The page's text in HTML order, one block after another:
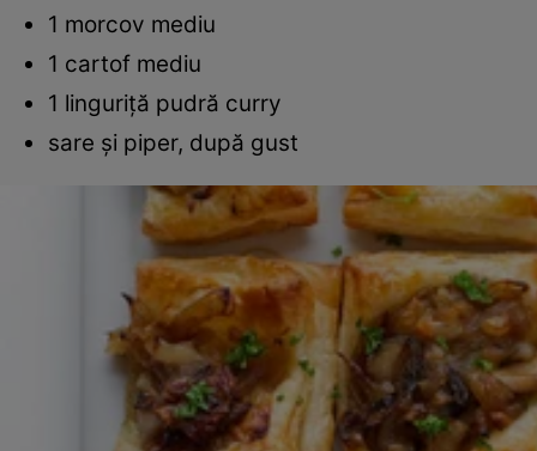
1 morcov mediu
1 cartof mediu
1 linguriţă pudră curry
sare şi piper, după gust